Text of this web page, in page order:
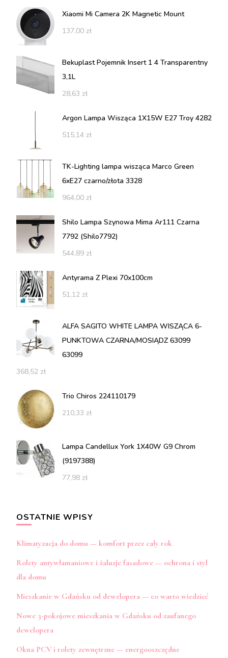
Xiaomi Mi Camera 2K Magnetic Mount
137,00 zł
Bekuplast Pojemnik Insert 1 4 Transparentny
3,1L
28,63 zł
Argon Lampa Wisząca 1X15W E27 Troy 4282
515,14 zł
TK-Lighting lampa wisząca Marco Green
6xE27 czarno/złota 3328
964,00 zł
Shilo Lampa Szynowa Mima Ar111 Czarna
7792 (Shilo7792)
544,89 zł
Antyrama Z Plexi 70x100cm
51,12 zł
ALFA SAGITO WHITE LAMPA WISZĄCA 6-
PUNKTOWA CZARNA/MOSIĄDZ 63099
63099
368,52 zł
Trio Chiros 224110179
210,33 zł
Lampa Candellux York 1X40W G9 Chrom
(9197388)
77,98 zł
OSTATNIE WPISY
Klimatyzacja do domu — komfort przez cały rok
Rolety antywłamaniowe i żaluzje fasadowe — ochrona i styl
dla domu
Mieszkanie w Gdańsku od dewelopera — co warto wiedzieć
Nowe 3-pokojowe mieszkania w Gdańsku od zaufanego
dewelopera
Okna PCV i rolety zewnętrzne — energooszczędne